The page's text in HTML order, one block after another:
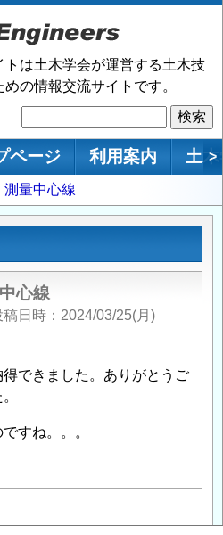
トは土木学会が運営する土木技
の情報交流サイトです。
索
ページ 利用案内 土 >
測量中心線
心線
稿日時
2024/03/25(月)
得できました。ありがとうご
すね。。。